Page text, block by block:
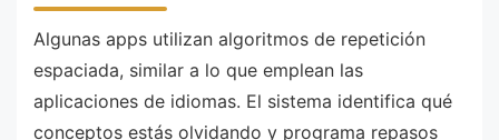
Algunas apps utilizan algoritmos de repetición
espaciada, similar a lo que emplean las
aplicaciones de idiomas. El sistema identifica qué
conceptos estás olvidando y programa repasos